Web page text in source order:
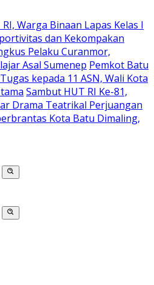
Warga Binaan Lapas Kelas I
dan Kekompakan
Pelaku Curanmor,
Asal Sumenep Pemkot Batu
kepada 11 ASN, Wali Kota
Sambut HUT RI Ke-81,
Drama Teatrikal Perjuangan
Kota Batu Dimaling,